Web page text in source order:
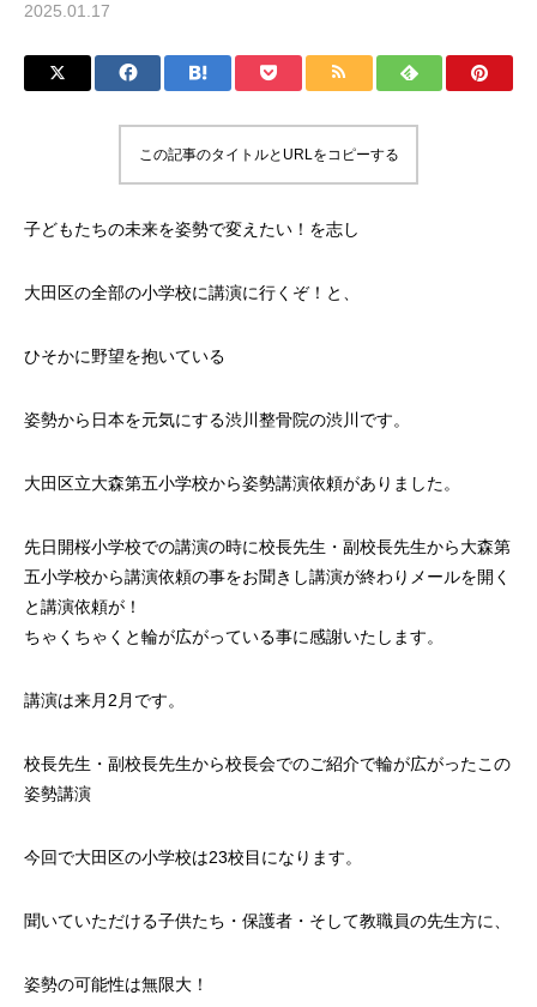
2025.01.17
この記事のタイトルとURLをコピーする
子どもたちの未来を姿勢で変えたい！を志し
大田区の全部の小学校に講演に行くぞ！と、
ひそかに野望を抱いている
姿勢から日本を元気にする渋川整骨院の渋川です。
大田区立大森第五小学校から姿勢講演依頼がありました。
先日開桜小学校での講演の時に校長先生・副校長先生から大森第
五小学校から講演依頼の事をお聞きし講演が終わりメールを開く
と講演依頼が！
ちゃくちゃくと輪が広がっている事に感謝いたします。
講演は来月2月です。
校長先生・副校長先生から校長会でのご紹介で輪が広がったこの
姿勢講演
今回で大田区の小学校は23校目になります。
聞いていただける子供たち・保護者・そして教職員の先生方に、
姿勢の可能性は無限大！